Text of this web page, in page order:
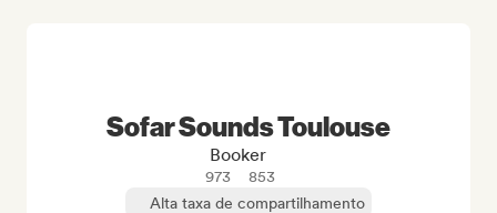
Sofar Sounds Toulouse
Booker
973
853
Alta taxa de compartilhamento